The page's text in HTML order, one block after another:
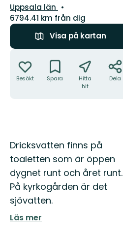
Län:
Uppsala län
6794.41 km från dig
Visa på kartan
Besökt Spara
Hitta
hit
Dela
Beskrivning
Dricksvatten finns på
toaletten som är öppen
dygnet runt och året runt.
På kyrkogården är det
sjövatten.
Läs mer